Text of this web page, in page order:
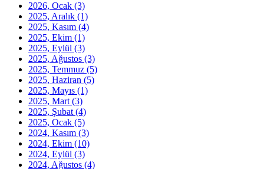
2026, Ocak (3)
2025, Aralık (1)
2025, Kasım (4)
2025, Ekim (1)
2025, Eylül (3)
2025, Ağustos (3)
2025, Temmuz (5)
2025, Haziran (5)
2025, Mayıs (1)
2025, Mart (3)
2025, Şubat (4)
2025, Ocak (5)
2024, Kasım (3)
2024, Ekim (10)
2024, Eylül (3)
2024, Ağustos (4)